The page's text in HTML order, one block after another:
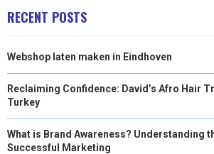
RECENT POSTS
Webshop laten maken in Eindhoven
Reclaiming Confidence: David’s Afro Hair
Turkey
What is Brand Awareness? Understanding
Successful Marketing